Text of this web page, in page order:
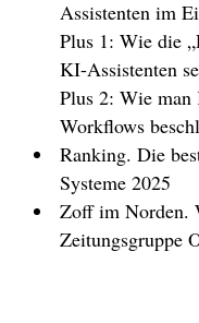
Assistenten im
Plus 1: Wie die
KI-Assistenten
Plus 2: Wie man
Workflows
Ranking. Die
Systeme 2025
Zoff im Norden.
Zeitungsgruppe